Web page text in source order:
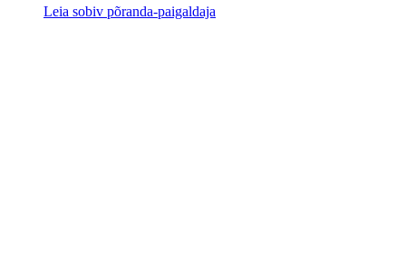
Leia sobiv põranda-paigaldaja